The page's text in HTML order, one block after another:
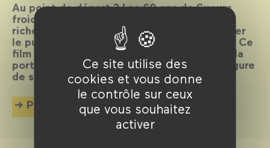
Ce site utilise des
cookies et vous donne
le contrôle sur ceux
que vous souhaitez
activer
Au point de départ ? Les 60 ans de Sueurs
froides d'Alfred Hitchcock, film culte d'une
richesse inépuisable qui continue de fasciner
le public et d'inspirer cinéastes et artistes. Ce
film somme sur la répétition au cinéma est la
porte d'entrée rêvée pour explorer cette figure
de style réjouissante.
Plus d'info